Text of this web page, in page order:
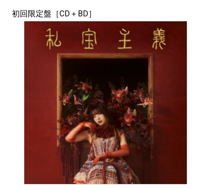
初回限定盤［CD＋BD］